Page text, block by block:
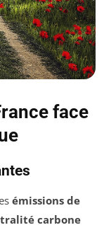
face
émissions de
carbone